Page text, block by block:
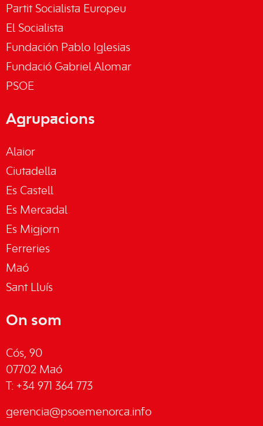
Partit Socialista Europeu
El Socialista
Fundación Pablo Iglesias
Fundació Gabriel Alomar
PSOE
Agrupacions
Alaior
Ciutadella
Es Castell
Es Mercadal
Es Migjorn
Ferreries
Maó
Sant Lluís
On som
Cós, 90
07702 Maó
T: +34 971 364 773
gerencia@psoemenorca.info